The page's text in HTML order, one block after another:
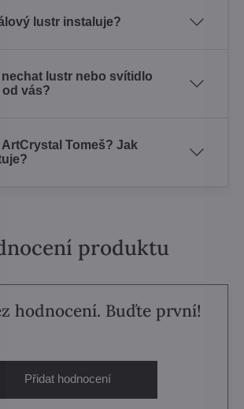
lustr instaluje?
lustr nebo svítidlo
vás?
ArtCrystal Tomeš? Jak
produktu
hodnocení. Buďte první!
Přidat hodnocení